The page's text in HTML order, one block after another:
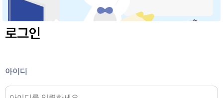
로그인
아이디